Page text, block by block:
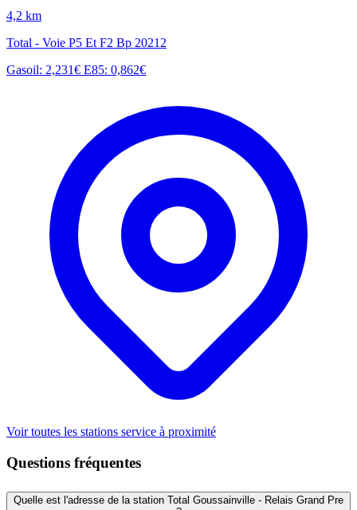
4,2 km
Total - Voie P5 Et F2 Bp 20212
Gasoil: 2,231€ E85: 0,862€
Voir toutes les stations service à proximité
Questions fréquentes
Quelle est l'adresse de la station Total Goussainville - Relais Grand Pre